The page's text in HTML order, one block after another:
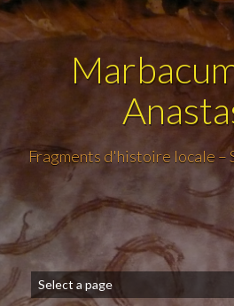
Fragments d'histoire locale –